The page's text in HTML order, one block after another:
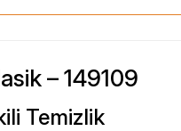
– 149109
Temizlik